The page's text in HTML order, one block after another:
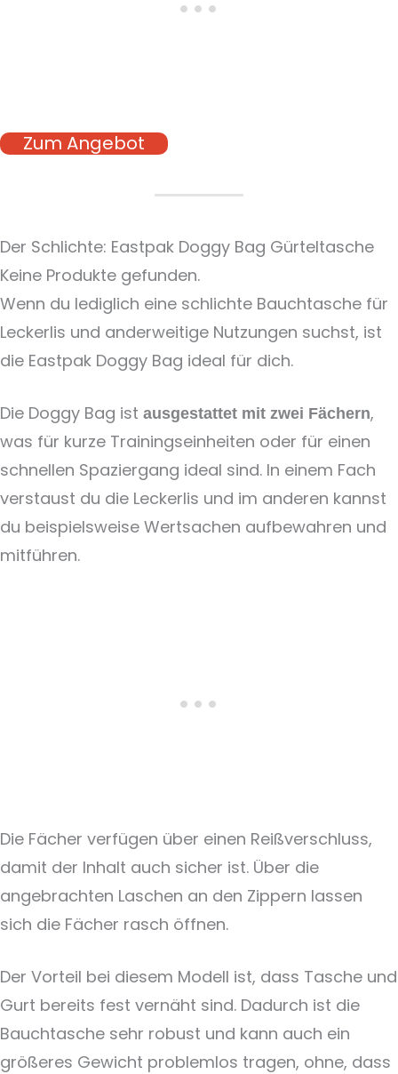
Zum Angebot
Der Schlichte: Eastpak Doggy Bag Gürteltasche
Keine Produkte gefunden.
Wenn du lediglich eine schlichte Bauchtasche für
Leckerlis und anderweitige Nutzungen suchst, ist
die Eastpak Doggy Bag ideal für dich.
Die Doggy Bag ist ausgestattet mit zwei Fächern,
was für kurze Trainingseinheiten oder für einen
schnellen Spaziergang ideal sind. In einem Fach
verstaust du die Leckerlis und im anderen kannst
du beispielsweise Wertsachen aufbewahren und
mitführen.
Die Fächer verfügen über einen Reißverschluss,
damit der Inhalt auch sicher ist. Über die
angebrachten Laschen an den Zippern lassen
sich die Fächer rasch öffnen.
Der Vorteil bei diesem Modell ist, dass Tasche und
Gurt bereits fest vernäht sind. Dadurch ist die
Bauchtasche sehr robust und kann auch ein
größeres Gewicht problemlos tragen, ohne, dass